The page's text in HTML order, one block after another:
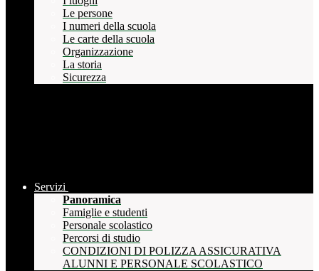
Le persone
I numeri della scuola
Le carte della scuola
Organizzazione
La storia
Sicurezza
Servizi
Panoramica
Famiglie e studenti
Personale scolastico
Percorsi di studio
CONDIZIONI DI POLIZZA ASSICURATIVA
ALUNNI E PERSONALE SCOLASTICO